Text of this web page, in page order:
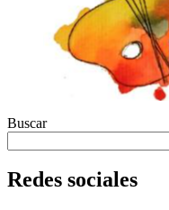
Buscar
Redes sociales